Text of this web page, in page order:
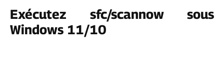
Exécutez sfc/scannow sous
Windows 11/10